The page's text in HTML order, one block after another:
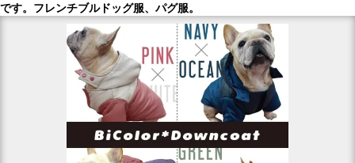
です。フレンチブルドッグ服、パグ服。